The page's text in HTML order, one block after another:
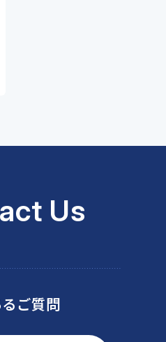
Us
ご質問